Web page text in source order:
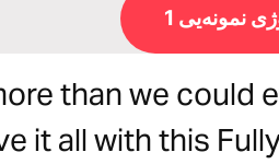
نمونەیی 1
than we could
it all with this